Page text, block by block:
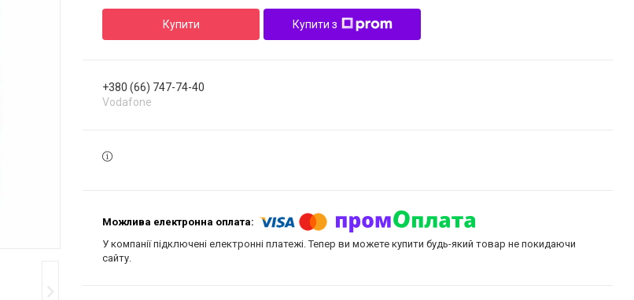
Купити Купити з
+380 (66) 747-74-40
Vodafone
У компанії підключені електронні платежі. Тепер ви можете купити будь-який товар не покидаючи
сайту.